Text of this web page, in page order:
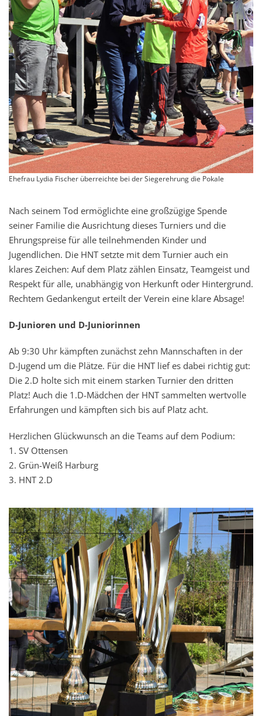
Ehefrau Lydia Fischer überreichte bei der Siegerehrung die Pokale
Nach seinem Tod ermöglichte eine großzügige Spende
seiner Familie die Ausrichtung dieses Turniers und die
Ehrungspreise für alle teilnehmenden Kinder und
Jugendlichen. Die HNT setzte mit dem Turnier auch ein
klares Zeichen: Auf dem Platz zählen Einsatz, Teamgeist und
Respekt für alle, unabhängig von Herkunft oder Hintergrund.
Rechtem Gedankengut erteilt der Verein eine klare Absage!
D-Junioren und D-Juniorinnen
Ab 9:30 Uhr kämpften zunächst zehn Mannschaften in der
D-Jugend um die Plätze. Für die HNT lief es dabei richtig gut:
Die 2.D holte sich mit einem starken Turnier den dritten
Platz! Auch die 1.D-Mädchen der HNT sammelten wertvolle
Erfahrungen und kämpften sich bis auf Platz acht.
Herzlichen Glückwunsch an die Teams auf dem Podium:
1. SV Ottensen
2. Grün-Weiß Harburg
3. HNT 2.D